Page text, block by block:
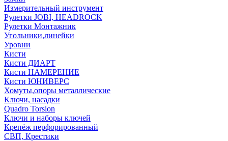
Измерительный инструмент
Рулетки JOBI, HEADROCK
Рулетки Монтажник
Угольники,линейки
Уровни
Кисти
Кисти ДИАРТ
Кисти НАМЕРЕНИЕ
Кисти ЮНИВЕРС
Хомуты,опоры металлические
Ключи, насадки
Quadro Torsion
Ключи и наборы ключей
Крепёж перфорированный
СВП, Крестики